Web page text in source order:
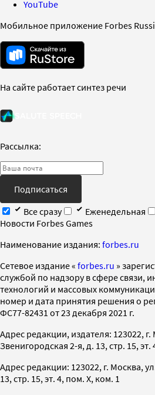
YouTube
Мобильное приложение Forbes
На сайте работает синтез речи
Рассылка:
Подписаться
Все сразу
Еженедельная
Новости Forbes Games
Наименование издания: forbes.ru
Cетевое издание « forbes.ru »
службой по надзору в сфере связи,
технологий и массовых
номер и дата принятия решения о
ФС77-82431 от 23 декабря 2021 г.
Адрес редакции, издателя: 123022, г.
Звенигородская 2-я, д. 13, стр. 15, эт.
Адрес редакции: 123022, г. Москва,
13, стр. 15, эт. 4, пом. X, ком. 1